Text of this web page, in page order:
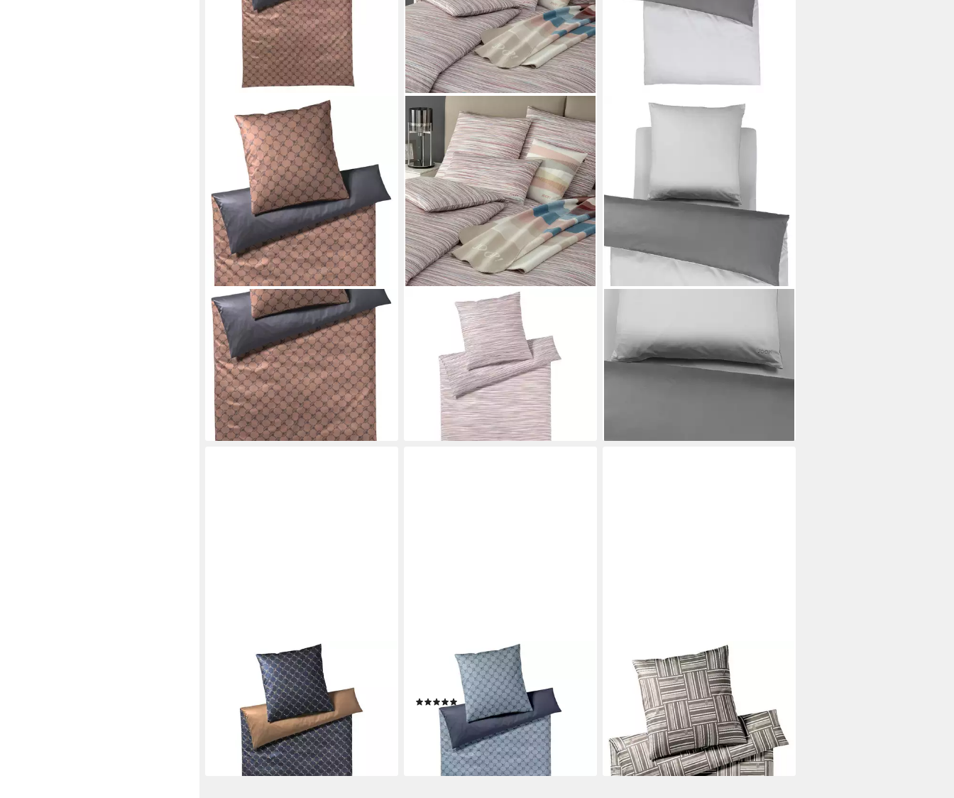
JOOP!
Bettwäsche Cornflower Double
4083 7 Festive Copper, Mako-Satin,
2 teilig, Cornflower, Glänzend
ab 159,00 € UVP169,00 €
-6%
lieferbar - in 2-3 Werktagen bei dir
Bettwäsche, Mako Satin, 2 teilig
149,00 €
lieferbar - in 3-4 Werktagen bei dir
Pack Baumwolle, Webware, 2 teilig,
Webware
UVP149,00 €
Bettwäsche Cornflower Double,
Mako Satin, 2 teilig
129,00 € 169,00 €
lieferbar - in 3-4 Werktagen bei dir
Bettwäsche Cornflower Double,
Mako Satin, 2 teilig
(1)
129,00 € 169,00 €
lieferbar - in 3-4 Werktagen bei dir
Bettwäsche Weave, Comfort-Satin,
100% Baumwolle
ab 149,00 € UVP169,00 €
lieferbar in 3 Wochen